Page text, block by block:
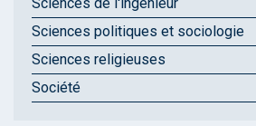
Sciences politiques et sociologie
Sciences religieuses
Société